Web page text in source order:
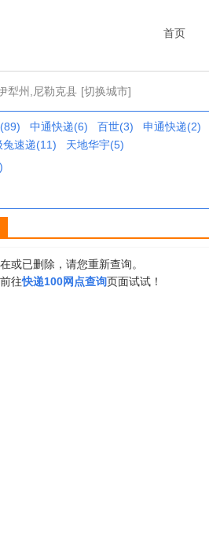
首页
犁州,尼勒克县 [切换城市]
中通快递(6) 百世(3)
申通快递(2)
兔速递(11)
天地华宇(5)
或已删除，请您重新查询。
往快递100网点查询页面试试！